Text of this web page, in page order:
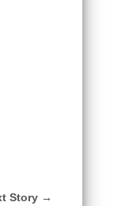
Story →